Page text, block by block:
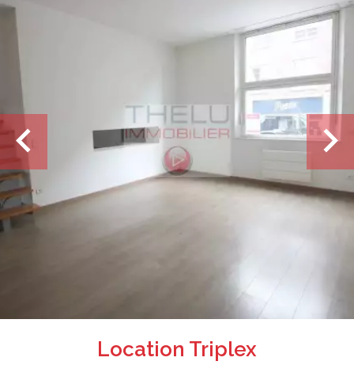
Location Triplex